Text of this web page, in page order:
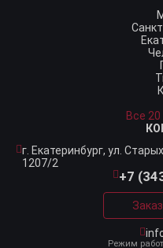
Все
г. Екатеринбург, ул.
1207/2
+7
Режим